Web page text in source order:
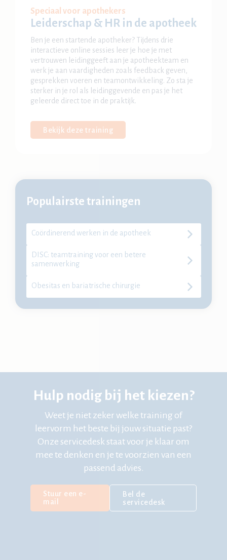
Speciaal voor apothekers
Leiderschap & HR in de apotheek
Ben je een startende apotheker? Tijdens drie
interactieve online sessies leer je hoe je met
vertrouwen leidinggeeft aan je apotheekteam en
werk je aan vaardigheden zoals feedback geven,
gesprekken voeren en teamontwikkeling. Zo sta je
sterker in je rol als leidinggevende en pas je het
geleerde direct toe in de praktijk.
Bekijk deze training
Populairste trainingen
Coördinerend werken in de apotheek
DISC: teamtraining voor een betere
samenwerking
Obesitas en bariatrische chirurgie
Hulp nodig bij het kiezen?
Weet je niet zeker welke training of
leervorm het beste bij jouw situatie past?
Onze servicedesk staat voor je klaar om
mee te denken en je te voorzien van een
passend advies.
Stuur een e-
mail
Bel de
servicedesk